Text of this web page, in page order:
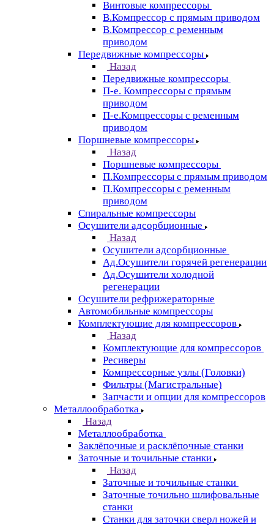
Винтовые компрессоры
В.Компрессор с прямым приводом
В.Компрессор с ременным
приводом
Передвижные компрессоры
Назад
Передвижные компрессоры
П-е. Компрессоры с прямым
приводом
П-е.Компрессоры с ременным
приводом
Поршневые компрессоры
Назад
Поршневые компрессоры
П.Компрессоры с прямым приводом
П.Компрессоры с ременным
приводом
Спиральные компрессоры
Осушители адсорбционные
Назад
Осушители адсорбционные
Ад.Осушители горячей регенерации
Ад.Осушители холодной
регенерации
Осушители рефрижераторные
Автомобильные компрессоры
Комплектующие для компрессоров
Назад
Комплектующие для компрессоров
Ресиверы
Компрессорные узлы (Головки)
Фильтры (Магистральные)
Запчасти и опции для компрессоров
Металлообработка
Назад
Металлообработка
Заклёпочные и расклёпочные станки
Заточные и точильные станки
Назад
Заточные и точильные станки
Заточные точильно шлифовальные
станки
Станки для заточки сверл ножей и